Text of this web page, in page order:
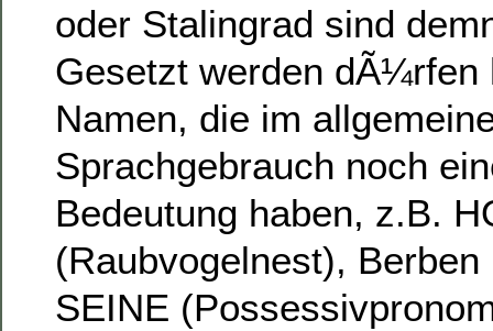
oder Stalingrad sind
Gesetzt werden dÃ¼rfen
Namen, die im
Sprachgebrauch noch
Bedeutung haben, z.B.
(Raubvogelnest),
SEINE